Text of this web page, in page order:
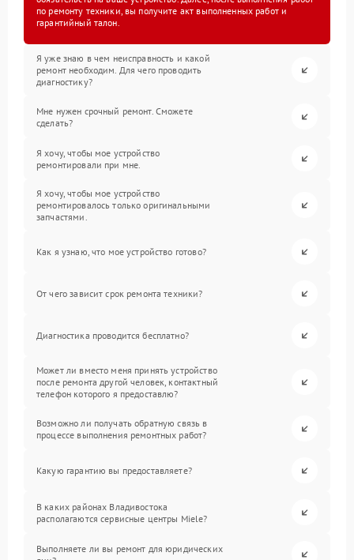
по ремонту техники, вы получите акт выполненных работ и
гарантийный талон.
Я уже знаю в чем неисправность и какой
ремонт необходим. Для чего проводить
диагностику?
Мне нужен срочный ремонт. Сможете
сделать?
Я хочу, чтобы мое устройство
ремонтировали при мне.
Я хочу, чтобы мое устройство
ремонтировалось только оригинальными
запчастями.
Как я узнаю, что мое устройство готово?
От чего зависит срок ремонта техники?
Диагностика проводится бесплатно?
Может ли вместо меня принять устройство
после ремонта другой человек, контактный
телефон которого я предоставлю?
Возможно ли получать обратную связь в
процессе выполнения ремонтных работ?
Какую гарантию вы предоставляете?
В каких районах Владивостока
располагаются сервисные центры Miele?
Выполняете ли вы ремонт для юридических